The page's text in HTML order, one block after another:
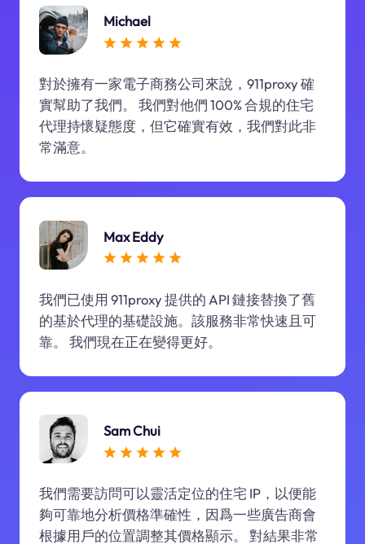
Michael
對於擁有一家電子商務公司來說，911proxy 確
實幫助了我們。 我們對他們 100% 合規的住宅
代理持懷疑態度，但它確實有效，我們對此非
常滿意。
Max Eddy
我們已使用 911proxy 提供的 API 鏈接替換了舊
的基於代理的基礎設施。該服務非常快速且可
靠。 我們現在正在變得更好。
Sam Chui
我們需要訪問可以靈活定位的住宅 IP，以便能
夠可靠地分析價格準確性，因爲一些廣告商會
根據用戶的位置調整其價格顯示。 對結果非常